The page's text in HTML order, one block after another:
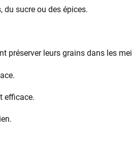
sucre ou des épices.
préserver leurs grains dans les
efficace.